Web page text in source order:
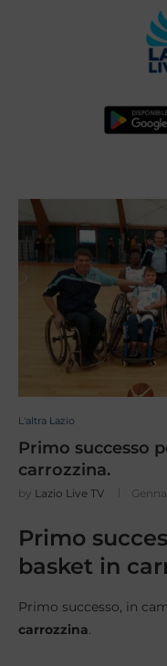
L'altra Lazio
Primo successo
carrozzina.
by Lazio Live TV
Primo
basket in
Primo successo, in
carrozzina